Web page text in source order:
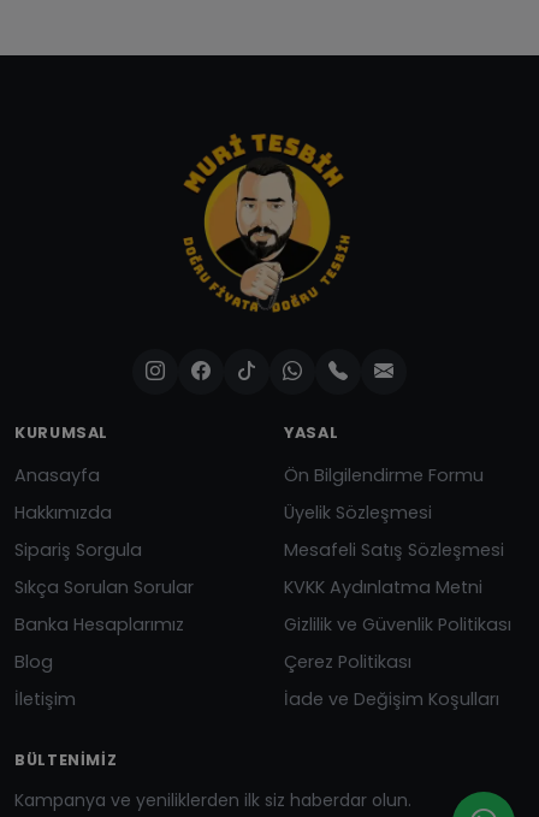
KURUMSAL
Anasayfa
Hakkımızda
Sipariş Sorgula
Sıkça Sorulan Sorular
Banka Hesaplarımız
Blog
İletişim
YASAL
Ön Bilgilendirme Formu
Üyelik Sözleşmesi
Mesafeli Satış Sözleşmesi
KVKK Aydınlatma Metni
Gizlilik ve Güvenlik Politikası
Çerez Politikası
İade ve Değişim Koşulları
BÜLTENIMIZ
Kampanya ve yeniliklerden ilk siz haberdar olun.